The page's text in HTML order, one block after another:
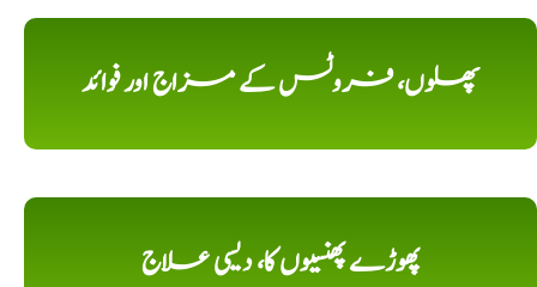
پھلوں، فروٹس کے مزاج اور فوائد
پھوڑے پھنسیوں کا، دیسی علاج